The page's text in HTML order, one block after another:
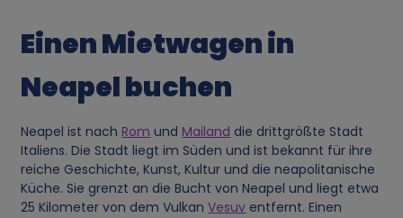
Einen Mietwagen in
Neapel buchen
Neapel ist nach Rom und Mailand die drittgrößte Stadt
Italiens. Die Stadt liegt im Süden und ist bekannt für ihre
reiche Geschichte, Kunst, Kultur und die neapolitanische
Küche. Sie grenzt an die Bucht von Neapel und liegt etwa
25 Kilometer von dem VulkanVesuv entfernt. Einen